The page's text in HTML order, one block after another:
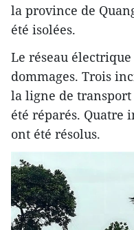
la province de
été isolées.
Le réseau
dommages. Trois
la ligne de transport
été réparés. Quatre
ont été résolus.